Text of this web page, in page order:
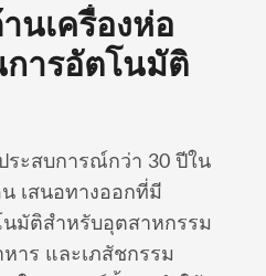
นเครื่องห่อ
ารอัตโนมัติ
ระสบการณ์กว่า 30 ปีใน
เสนอทางออกที่มี
มัติสำหรับอุตสาหกรรม
าร และเภสัชกรรม